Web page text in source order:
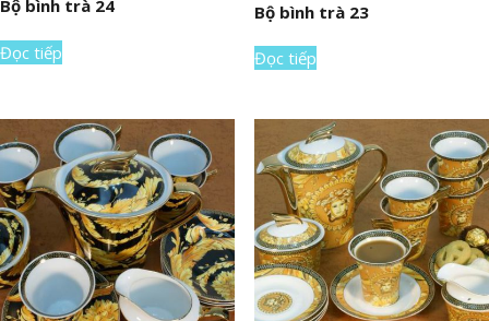
Bộ bình trà 24
Đọc tiếp
Bộ bình trà 23
Đọc tiếp